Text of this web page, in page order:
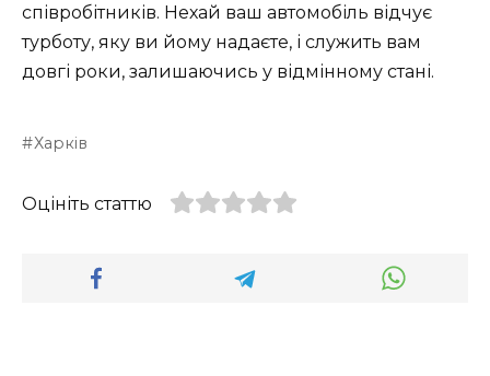
співробітників. Нехай ваш автомобіль відчує
турботу, яку ви йому надаєте, і служить вам
довгі роки, залишаючись у відмінному стані.
Харків
Оцініть статтю